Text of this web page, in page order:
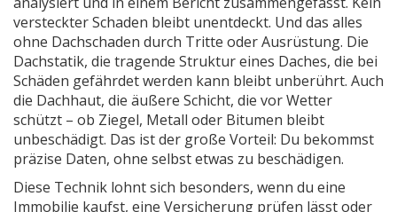
versteckter Schaden bleibt unentdeckt. Und das alles
ohne Dachschaden durch Tritte oder Ausrüstung. Die
Dachstatik, die tragende Struktur eines Daches, die bei
Schäden gefährdet werden kann bleibt unberührt. Auch
die Dachhaut, die äußere Schicht, die vor Wetter
schützt – ob Ziegel, Metall oder Bitumen bleibt
unbeschädigt. Das ist der große Vorteil: Du bekommst
präzise Daten, ohne selbst etwas zu beschädigen.
Diese Technik lohnt sich besonders, wenn du eine
Immobilie kaufst, eine Versicherung prüfen lässt oder